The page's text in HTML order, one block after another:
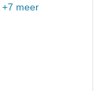
+7 meer